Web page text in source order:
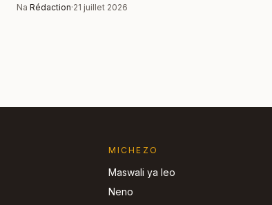
Na Rédaction·21 juillet 2026
MICHEZO
Maswali ya leo
Neno